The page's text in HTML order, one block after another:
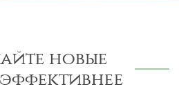
новые